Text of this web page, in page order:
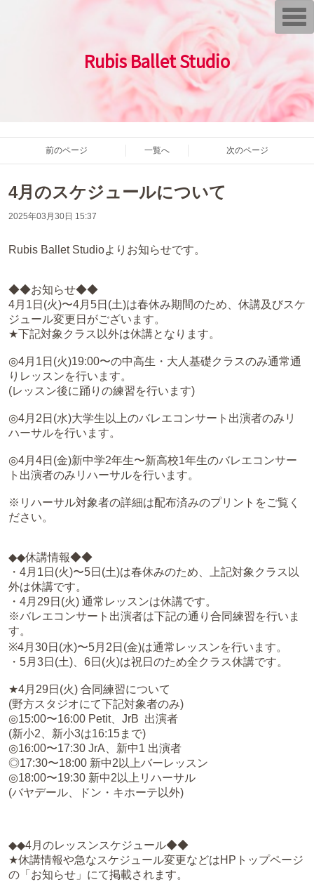
Rubis Ballet Studio
前のページ 一覧へ 次のページ
4月のスケジュールについて
2025年03月30日 15:37
Rubis Ballet Studioよりお知らせです。
◆◆お知らせ◆◆
4月1日(火)〜4月5日(土)は春休み期間のため、休講及びスケ
ジュール変更日がございます。
★下記対象クラス以外は休講となります。
◎4月1日(火)19:00〜の中高生・大人基礎クラスのみ通常通
りレッスンを行います。
(レッスン後に踊りの練習を行います)
◎4月2日(水)大学生以上のバレエコンサート出演者のみリ
ハーサルを行います。
◎4月4日(金)新中学2年生〜新高校1年生のバレエコンサー
ト出演者のみリハーサルを行います。
※リハーサル対象者の詳細は配布済みのプリントをご覧く
ださい。
◆◆休講情報◆◆
・4月1日(火)〜5日(土)は春休みのため、上記対象クラス以
外は休講です。
・4月29日(火) 通常レッスンは休講です。
※バレエコンサート出演者は下記の通り合同練習を行いま
す。
※4月30日(水)〜5月2日(金)は通常レッスンを行います。
・5月3日(土)、6日(火)は祝日のため全クラス休講です。
★4月29日(火) 合同練習について
(野方スタジオにて下記対象者のみ)
◎15:00〜16:00 Petit、JrB 出演者
(新小2、新小3は16:15まで)
◎16:00〜17:30 JrA、新中1 出演者
◎17:30〜18:00 新中2以上バーレッスン
◎18:00〜19:30 新中2以上リハーサル
(バヤデール、ドン・キホーテ以外)
◆◆4月のレッスンスケジュール◆◆
★休講情報や急なスケジュール変更などはHPトップページ
の「お知らせ」にて掲載されます。
T
o
g
n
v
i
g
t